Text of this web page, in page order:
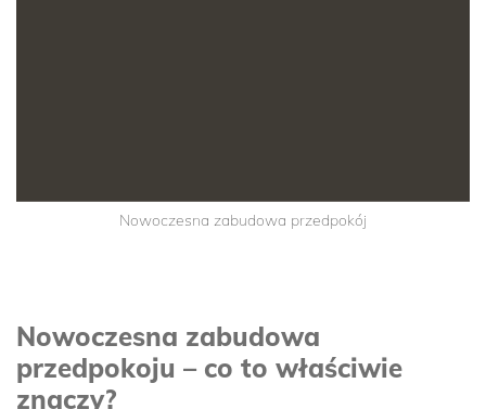
Nowoczesna zabudowa przedpokój
Nowoczesna zabudowa
przedpokoju – co to właściwie
znaczy?